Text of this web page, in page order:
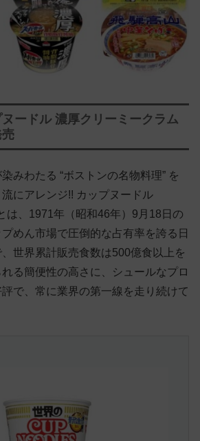
ードル 濃厚クリーミークラム
みわたる “ボストンの名物料理” を
流にアレンジ!! カップヌードル
は、1971年（昭和46年）9月18日の
めん市場で圧倒的な占有率を誇る日
世界累計販売食数は500億食以上を
る簡便性の高さに、シュールなプロ
で、常に業界の第一線を走り続けて